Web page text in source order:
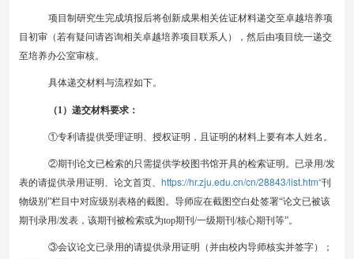
项目制研究生完成填报后将创新成果相关佐证材料递交至卓越培养项
目初审（若有疑问请咨询相关卓越培养项目联系人）， 然后由项目统一递交
至培养办公室审核。
具体递交材料与流程如下。
（1）递交材料要求：
①专利请提供受理证明、授权证明，且证明的材料上要有本人姓名。
②期刊论文已检索的只需提供学校图书馆开具的检索证明。已录用/发
表的请提供录用证明、论文首页、 https://hr.zju.edu.cn/cn/28843/list.htm“刊
物级别”栏目中对应级别表格的截图。导师应在截图空白处签署“论文已被该
期刊录用/发表，该期刊被检索或为top期刊/一级期刊/核心期刊等”。
③会议论文已录用的请提供录用证明（并由校内导师核实并签字）；